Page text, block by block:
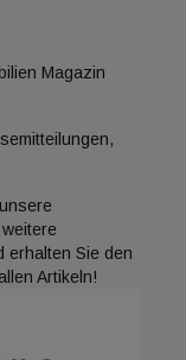
Magazin
weitere
erhalten Sie den
Artikeln!